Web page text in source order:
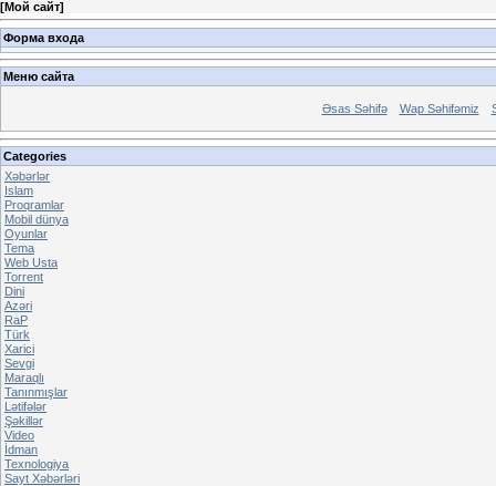
[Мой сайт]
Форма входа
Меню сайта
Əsas Səhifə Wap Səhifəmiz
Categories
Xəbərlər
Islam
Proqramlar
Mobil dünya
Oyunlar
Tema
Web Usta
Torrent
Dini
Azəri
RaP
Türk
Xarici
Sevgi
Maraqlı
Tanınmışlar
Lətifələr
Şəkillər
Video
İdman
Texnologiya
Sayt Xəbərləri